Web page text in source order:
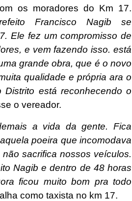
os moradores do Km 17.
Francisco Nagib se
Ele fez um compromisso de
e vem fazendo isso. está
grande obra, que é o novo
qualidade e própria ara o
está reconhecendo o
o vereador.
a vida da gente. Fica
poeira que incomodava
sacrifica nossos veículos.
Nagib e dentro de 48 horas
ficou muito bom pra todo
como taxista no km 17.